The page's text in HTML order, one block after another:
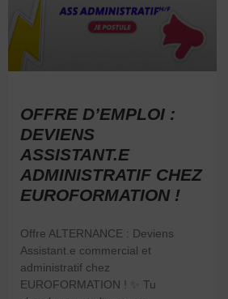
OFFRE D’EMPLOI :
DEVIENS
ASSISTANT.E
ADMINISTRATIF CHEZ
EUROFORMATION !
Offre ALTERNANCE : Deviens
Assistant.e commercial et
administratif chez
EUROFORMATION ! ✨ Tu